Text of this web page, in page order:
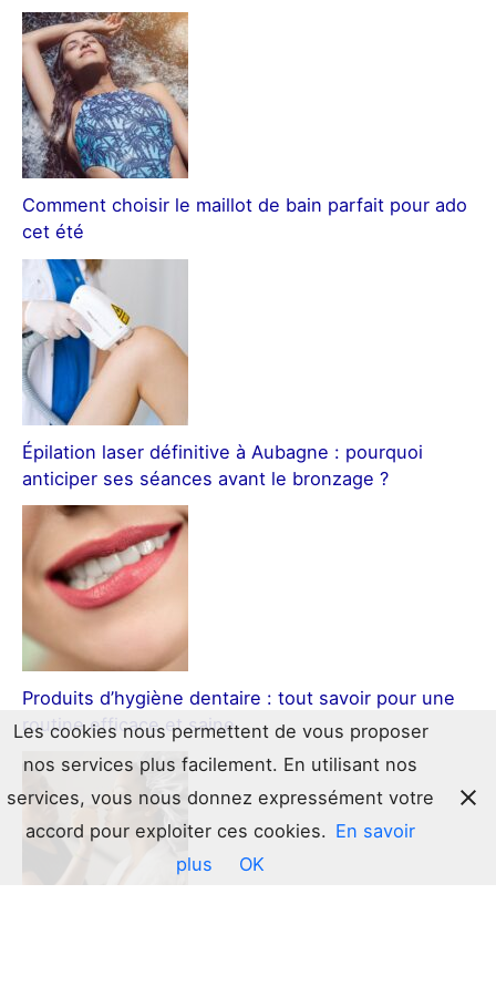
Comment choisir le maillot de bain parfait pour ado
cet été
Épilation laser définitive à Aubagne : pourquoi
anticiper ses séances avant le bronzage ?
Produits d’hygiène dentaire : tout savoir pour une
routine efficace et saine
Les cookies nous permettent de vous proposer
nos services plus facilement. En utilisant nos
services, vous nous donnez expressément votre
accord pour exploiter ces cookies. En savoir
plus
OK